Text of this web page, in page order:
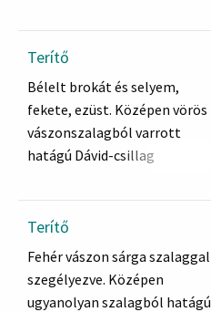
Terítő
Bélelt brokát és selyem,
fekete, ezüst. Középen vörös
vászonszalagból varrott
hatágú Dávid-csillag
hiányos nyolcágú csillagok,
illetve ezek nyomai. Körben
arany rojt.
Terítő
Fehér vászon sárga szalaggal
szegélyezve. Középen
ugyanolyan szalagból hatágú